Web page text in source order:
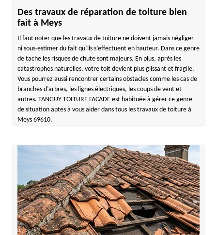
Des travaux de réparation de toiture bien
fait à Meys
Il faut noter que les travaux de toiture ne doivent jamais négliger
ni sous-estimer du fait qu’ils s’effectuent en hauteur. Dans ce genre
de tache les risques de chute sont majeurs. En plus, après les
catastrophes naturelles, votre toit devient plus glissant et fragile.
Vous pourrez aussi rencontrer certains obstacles comme les cas de
branches d’arbres, les lignes électriques, les coups de vent et
autres. TANGUY TOITURE FACADE est habituée à gérer ce genre
de situation aptes à vous aider dans tous les travaux de toiture à
Meys 69610.